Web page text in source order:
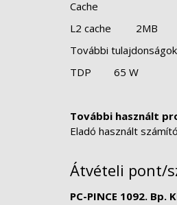
Cache
L2 cache
2MB
További tulajdonságok
TDP
65 W
További használt
Eladó használt
Átvételi pont/
PC-PINCE 1092. Bp.